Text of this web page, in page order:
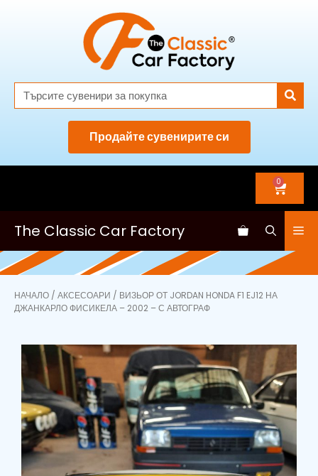
Продайте сувенирите си
0
The Classic Car Factory
НАЧАЛО / АКСЕСОАРИ / ВИЗЬОР ОТ JORDAN HONDA F1 EJ12 НА
ДЖАНКАРЛО ФИСИКЕЛА – 2002 – С АВТОГРАФ